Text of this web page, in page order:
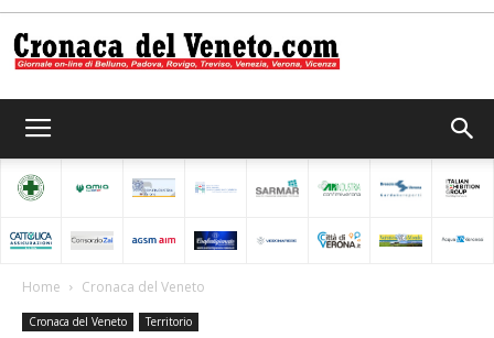
del
Home Cronaca del Veneto
Cronaca del Veneto Territorio